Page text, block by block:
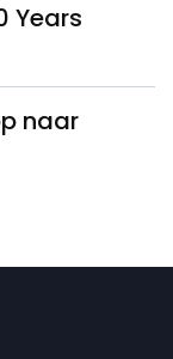
Years
naar